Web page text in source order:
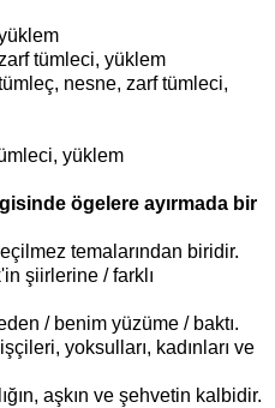
tümleci, yüklem
nesne, zarf tümleci,
yüklem
ögelere ayırmada bir
temalarından biridir.
şiirlerine / farklı
/ benim yüzüme / baktı.
yoksulları, kadınları ve
aşkın ve şehvetin kalbidir.